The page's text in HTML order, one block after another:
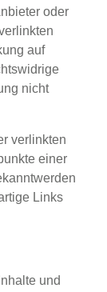
oder
auf
nicht
verlinkten
einer
Links
und